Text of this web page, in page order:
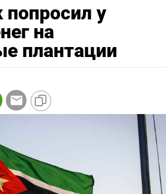
у
на
плантации